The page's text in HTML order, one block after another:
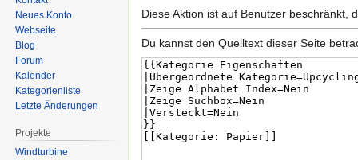
Navigation
Suche
Diese Aktion ist auf Benutzer beschränkt,
Du kannst den Quelltext dieser Seite
Neues Konto
Webseite
Blog
Forum
Kalender
Kategorienliste
Letzte Änderungen
Projekte
Windturbine